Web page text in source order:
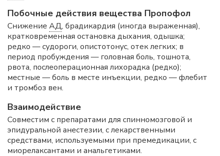
Побочные действия вещества Пропофол
Снижение АД, брадикардия (иногда выраженная),
кратковременная остановка дыхания, одышка;
редко — судороги, опистотонус, отек легких; в
период пробуждения — головная боль, тошнота,
рвота, послеоперационная лихорадка (редко);
местные — боль в месте инъекции, редко — флебит
и тромбоз вен.
Взаимодействие
Совместим с препаратами для спинномозговой и
эпидуральной анестезии, с лекарственными
средствами, используемыми при премедикации, с
миорелаксантами и анальгетиками.